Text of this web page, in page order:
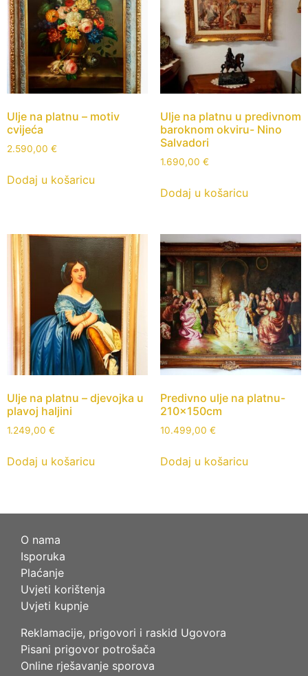
Ulje na platnu – motiv
cvijeća
2.590,00 €
Dodaj u košaricu
Ulje na platnu u predivnom
baroknom okviru- Nino
Salvadori
1.690,00 €
Dodaj u košaricu
Ulje na platnu – djevojka u
plavoj haljini
1.249,00 €
Dodaj u košaricu
Predivno ulje na platnu-
210x150cm
10.499,00 €
Dodaj u košaricu
O nama
Isporuka
Plaćanje
Uvjeti korištenja
Uvjeti kupnje
Reklamacije, prigovori i raskid Ugovora
Pisani prigovor potrošača
Online rješavanje sporova